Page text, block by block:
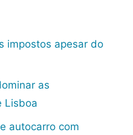
impostos apesar do
as
Lisboa
autocarro com